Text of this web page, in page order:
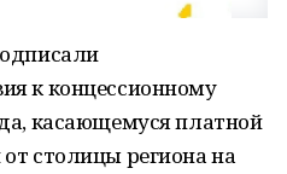
к концессионному
касающемуся платной
столицы региона на